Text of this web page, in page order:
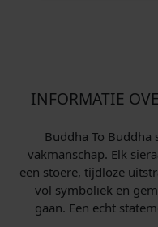
INFORMATIE
Buddha To Buddha
vakmanschap. Elk
een stoere, tijdloze
vol symboliek en
gaan. Een echt